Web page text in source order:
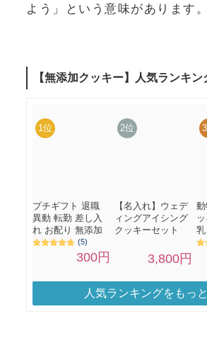
よう」という意味があります。
人気ランキングをもっ